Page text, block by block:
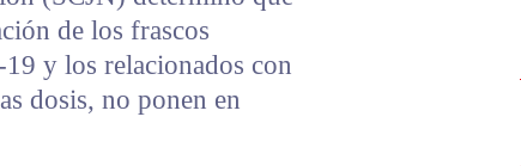
de los frascos
y los relacionados con
dosis, no ponen en